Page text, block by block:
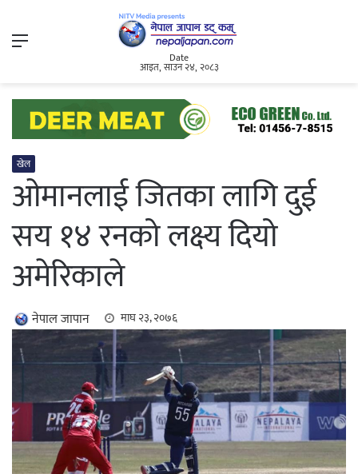
Menu
Date
आइत, साउन २४, २०८३
खेल
ओमानलाई जितका लागि दुई
सय १४ रनको लक्ष्य दियो
अमेरिकाले
नेपाल जापान माघ २३, २०७६